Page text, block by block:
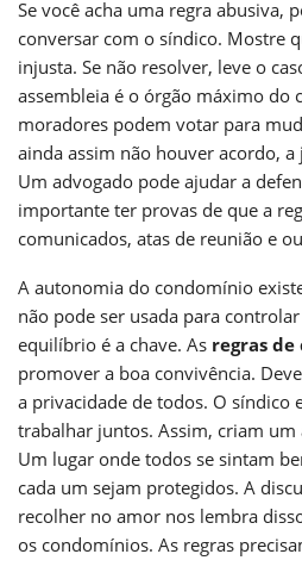
Se você acha uma regra abusiva,
conversar com o síndico. Mostre
injusta. Se não resolver, leve o
assembleia é o órgão máximo do
moradores podem votar para
ainda assim não houver acordo,
Um advogado pode ajudar a
importante ter provas de que a
comunicados, atas de reunião e
A autonomia do condomínio
não pode ser usada para
equilíbrio é a chave. As regras
promover a boa convivência.
a privacidade de todos. O síndico
trabalhar juntos. Assim, criam
Um lugar onde todos se sintam
cada um sejam protegidos. A
recolher no amor nos lembra
os condomínios. As regras